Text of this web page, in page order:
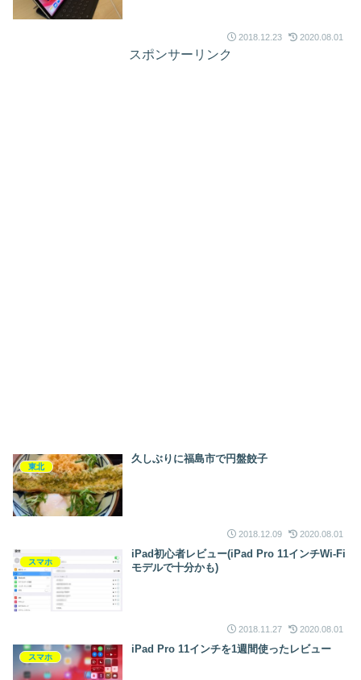
2018.12.23 2020.08.01
スポンサーリンク
東北
久しぶりに福島市で円盤餃子
2018.12.09 2020.08.01
スマホ
iPad初心者レビュー(iPad Pro 11インチWi-Fi
モデルで十分かも)
2018.11.27 2020.08.01
スマホ
iPad Pro 11インチを1週間使ったレビュー